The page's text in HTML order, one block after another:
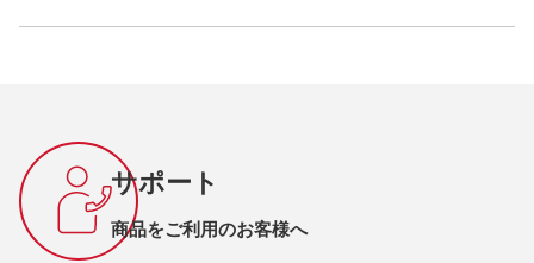
サポート
商品をご利用のお客様へ